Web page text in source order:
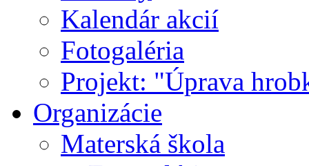
Kalendár akcií
Fotogaléria
Projekt: "Úprava
Organizácie
Materská škola